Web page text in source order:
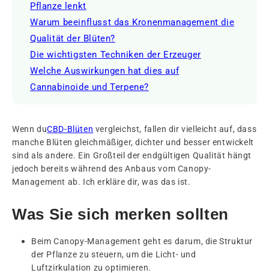
Pflanze lenkt
Warum beeinflusst das Kronenmanagement die
Qualität der Blüten?
Die wichtigsten Techniken der Erzeuger
Welche Auswirkungen hat dies auf
Cannabinoide und Terpene?
Wenn duCBD-Blüten vergleichst, fallen dir vielleicht auf, dass
manche Blüten gleichmäßiger, dichter und besser entwickelt
sind als andere. Ein Großteil der endgültigen Qualität hängt
jedoch bereits während des Anbaus vom Canopy-
Management ab. Ich erkläre dir, was das ist.
Was Sie sich merken sollten
Beim Canopy-Management geht es darum, die Struktur
der Pflanze zu steuern, um die Licht- und
Luftzirkulation zu optimieren.